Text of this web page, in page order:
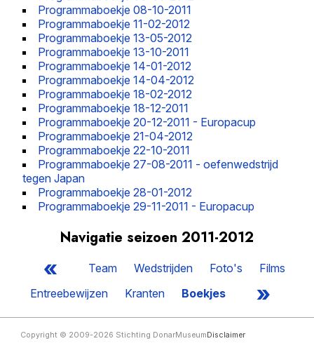
Programmaboekje 08-10-2011
Programmaboekje 11-02-2012
Programmaboekje 13-05-2012
Programmaboekje 13-10-2011
Programmaboekje 14-01-2012
Programmaboekje 14-04-2012
Programmaboekje 18-02-2012
Programmaboekje 18-12-2011
Programmaboekje 20-12-2011 - Europacup
Programmaboekje 21-04-2012
Programmaboekje 22-10-2011
Programmaboekje 27-08-2011 - oefenwedstrijd
tegen Japan
Programmaboekje 28-01-2012
Programmaboekje 29-11-2011 - Europacup
Navigatie seizoen 2011-2012
« Team Wedstrijden Foto's
Films
Entreebewijzen
Kranten Boekjes »
Copyright © 2009-2026 Stichting DonarMuseum Disclaimer